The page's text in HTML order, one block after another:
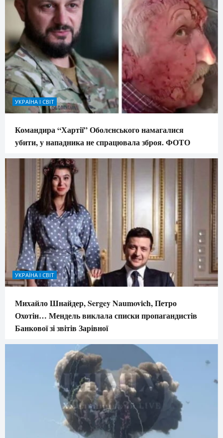
УКРАЇНА І СВІТ
Командира “Хартії” Оболєнського намагалися
убити, у нападника не спрацювала зброя. ФОТО
УКРАЇНА І СВІТ
Михайло Шнайдер, Sergey Naumovich, Петро
Охотін… Мендель виклала списки пропагандистів
Банкової зі звітів Зарівної